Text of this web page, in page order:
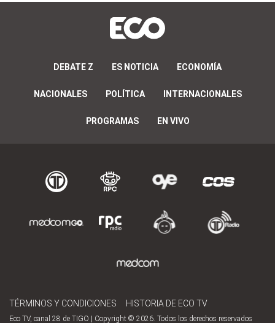
DEBATE Z ES NOTICIA ECONOMÍA
NACIONALES POLÍTICA INTERNACIONALES
PROGRAMAS EN VIVO
TÉRMINOS Y CONDICIONES HISTORIA DE ECO TV
Eco TV, canal 28 de TIGO | Copyright © 2026. Todos los derechos reservados